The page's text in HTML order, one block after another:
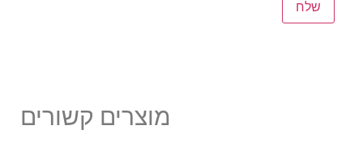
מוצרים קשורים